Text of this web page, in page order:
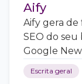
Aify
Aify gera de
SEO do
Google
Escrita geral